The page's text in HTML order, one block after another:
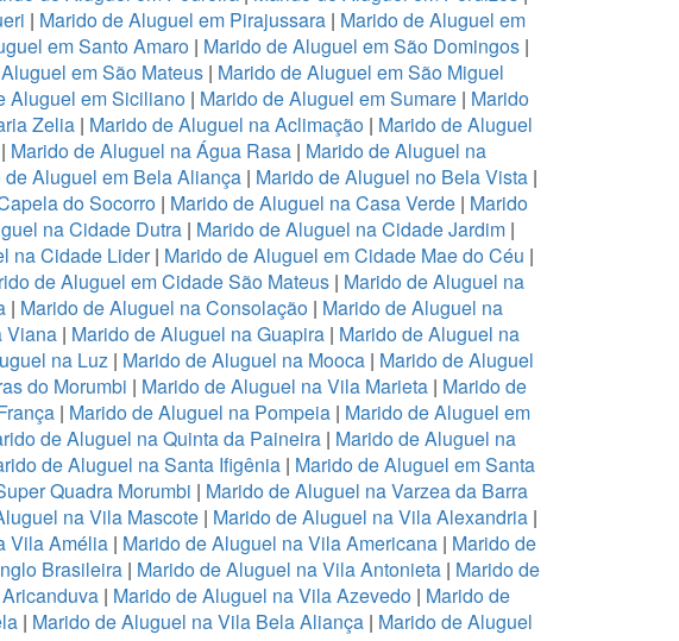
| Marido de Aluguel em Pirajussara | Marido de Aluguel em
em Santo Amaro| Marido de Aluguel em São Domingos|
em São Mateus | Marido de Aluguel em São Miguel
Aluguel em Siciliano | Marido de Aluguel em Sumare | Marido
Zelia| Marido de Aluguel na Aclimação| Marido de Aluguel
Marido de Aluguel na Água Rasa | Marido de Aluguel na
de Aluguel em Bela Aliança | Marido de Aluguel no Bela Vista|
do Socorro | Marido de Aluguel na Casa Verde | Marido
na Cidade Dutra | Marido de Aluguel na Cidade Jardim |
na Cidade Lider| Marido de Aluguel em Cidade Mae do Céu |
de Aluguel em Cidade São Mateus| Marido de Aluguel na
| Marido de Aluguel na Consolação | Marido de Aluguel na
Viana| Marido de Aluguel na Guapira| Marido de Aluguel na
na Luz| Marido de Aluguel na Mooca| Marido de Aluguel
do Morumbi | Marido de Aluguel na Vila Marieta | Marido de
| Marido de Aluguel na Pompeia | Marido de Aluguel em
de Aluguel na Quinta da Paineira | Marido de Aluguel na
de Aluguel na Santa Ifigênia | Marido de Aluguel em Santa
Quadra Morumbi | Marido de Aluguel na Varzea da Barra
na Vila Mascote| Marido de Aluguel na Vila Alexandria|
Vila Amélia | Marido de Aluguel na Vila Americana| Marido de
Brasileira | Marido de Aluguel na Vila Antonieta | Marido de
| Marido de Aluguel na Vila Azevedo| Marido de
| Marido de Aluguel na Vila Bela Aliança| Marido de Aluguel